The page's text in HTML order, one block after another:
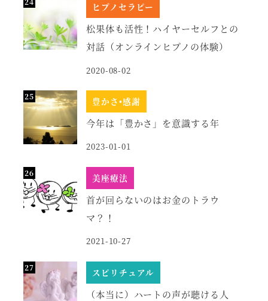
ヒプノセラピー
松果体も活性！ハイヤーセルフとの
対話（オンラインヒプノの体験）
2020-08-02
豊かさ•感謝
今年は「豊かさ」を意識する年
2023-01-01
美座療法
首が回らないのはお金のトラウ
マ？！
2021-10-27
スピリチュアル
（本当に）ハートの声が聴ける人